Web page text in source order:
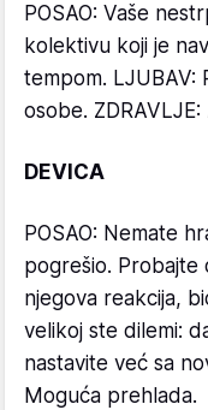
POSAO: Vaše
kolektivu koji je
tempom. LJUBAV:
osobe.
DEVICA
POSAO: Nemate
pogrešio. Probajte
njegova reakcija,
velikoj ste dilemi:
nastavite već sa
Moguća prehlada.